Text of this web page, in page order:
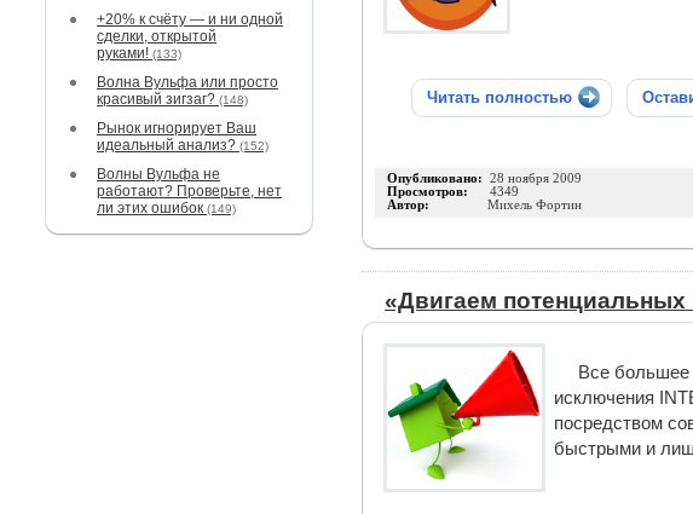
+20% к счёту — и ни одной
сделки, открытой
руками! (133)
Волна Вульфа или просто
красивый зигзаг? (148)
Рынок игнорирует Ваш
идеальный анализ? (152)
Волны Вульфа не
работают? Проверьте, нет
ли этих ошибок (149)
Читать полностью
Опубликовано: 28 ноября 2009
Просмотров: 4349
Автор: Михель Фортин
«Двигаем потенциальных
Все большее
исключения
посредством
быстрыми и